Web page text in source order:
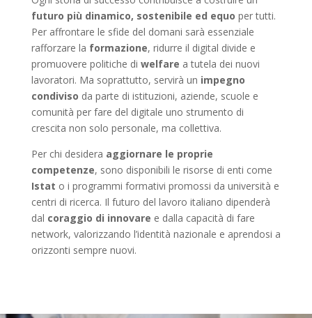
futuro più dinamico, sostenibile ed equo per tutti.
Per affrontare le sfide del domani sarà essenziale
rafforzare la formazione, ridurre il digital divide e
promuovere politiche di welfare a tutela dei nuovi
lavoratori. Ma soprattutto, servirà un impegno
condiviso da parte di istituzioni, aziende, scuole e
comunità per fare del digitale uno strumento di
crescita non solo personale, ma collettiva.
Per chi desidera aggiornare le proprie
competenze, sono disponibili le risorse di enti come
Istat o i programmi formativi promossi da università e
centri di ricerca. Il futuro del lavoro italiano dipenderà
dal coraggio di innovare e dalla capacità di fare
network, valorizzando l’identità nazionale e aprendosi a
orizzonti sempre nuovi.